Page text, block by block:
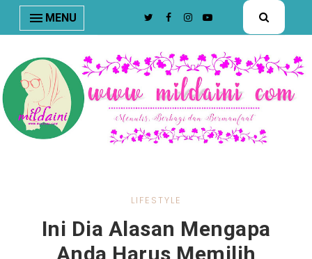
nav#menunav { border-bottom: 1px solid #e8e8e8; }
MENU
LIFESTYLE
Ini Dia Alasan Mengapa
Anda Harus Memilih